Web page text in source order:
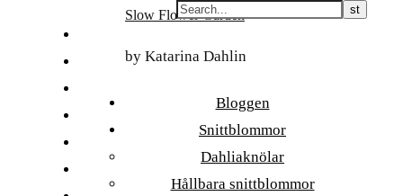
Slow Flower Garden
by Katarina Dahlin
Bloggen
Snittblommor
Dahliaknölar
Hållbara snittblommor